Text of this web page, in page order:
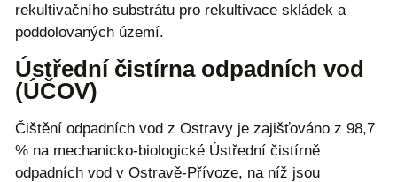
rekultivačního substrátu pro rekultivace skládek a
poddolovaných území.
Ústřední čistírna odpadních vod
(ÚČOV)
Čištění odpadních vod z Ostravy je zajišťováno z 98,7
% na mechanicko-biologické Ústřední čistírně
odpadních vod v Ostravě-Přívoze, na níž jsou